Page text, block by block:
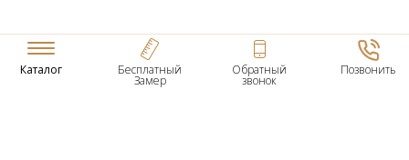
Каталог Бесплатный
Замер
Обратный
звонок
Позвонить